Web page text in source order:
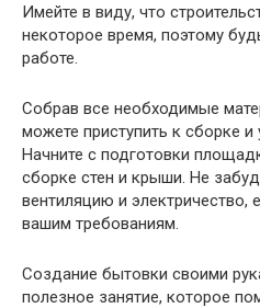
Имейте в виду, что
некоторое время, поэтому
работе.
Собрав все необходимые
можете приступить к сборке и
Начните с подготовки
сборке стен и крыши. Не
вентиляцию и электричество,
вашим требованиям.
Создание бытовки своими
полезное занятие, которое